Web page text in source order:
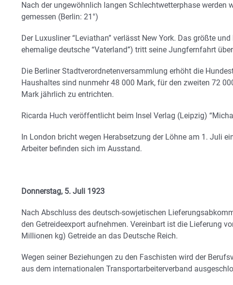
Nach der ungewöhnlich langen Schlechtwetterphase werden
gemessen (Berlin: 21°)
Der Luxusliner “Leviathan” verlässt New York. Das größte
ehemalige deutsche “Vaterland”) tritt seine Jungfernfahrt
Die Berliner Stadtverordnetenversammlung erhöht die
Haushaltes sind nunmehr 48 000 Mark, für den zweiten 72
Mark jährlich zu entrichten.
Ricarda Huch veröffentlicht beim Insel Verlag (Leipzig)
In London bricht wegen Herabsetzung der Löhne am 1. Juli
Arbeiter befinden sich im Ausstand.
Donnerstag, 5. Juli 1923
Nach Abschluss des deutsch-sowjetischen
den Getreideexport aufnehmen. Vereinbart ist die Lieferung
Millionen kg) Getreide an das Deutsche Reich.
Wegen seiner Beziehungen zu den Faschisten wird der
aus dem internationalen Transportarbeiterverband